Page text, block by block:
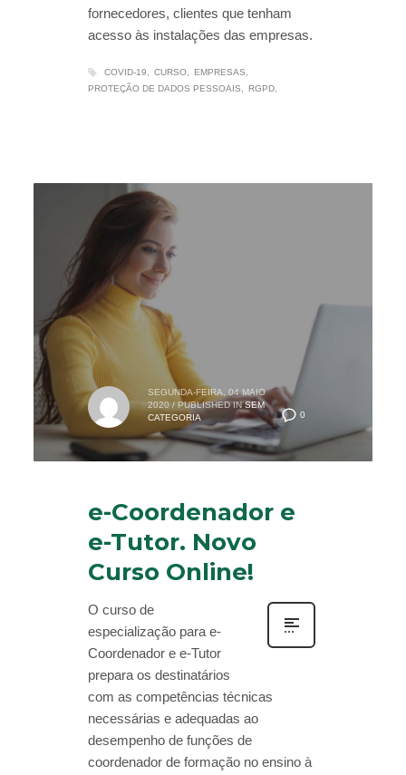
fornecedores, clientes que tenham
acesso às instalações das empresas.
COVID-19 CURSO
EMPRESAS
PROTEÇÃO DE DADOS PESSOAIS
RGPD
0
SEGUNDA-FEIRA, 04 MAIO
2020 / PUBLISHED IN SEM
CATEGORIA
e-Coordenador e
e-Tutor. Novo
Curso Online!
O curso de
especialização para e-
Coordenador e e-Tutor
prepara os destinatários
com as competências técnicas
necessárias e adequadas ao
desempenho de funções de
coordenador de formação no ensino à